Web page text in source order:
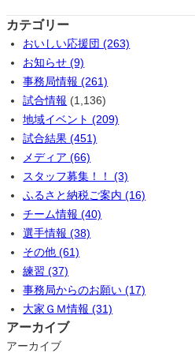
カテゴリー
おいしい応援団 (263)
お知らせ (9)
事務局情報 (261)
試合情報 (1,136)
地域イベント (209)
試合結果 (451)
メディア (66)
スタッフ募集！！ (3)
ふるさと納税ご案内 (16)
チーム情報 (40)
選手情報 (38)
その他 (61)
練習 (37)
事務局からのお願い (17)
大家ＧＭ情報 (31)
アーカイブ
アーカイブ